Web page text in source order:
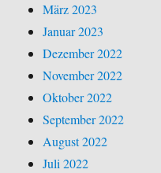
März 2023
Januar 2023
Dezember 2022
November 2022
Oktober 2022
September 2022
August 2022
Juli 2022